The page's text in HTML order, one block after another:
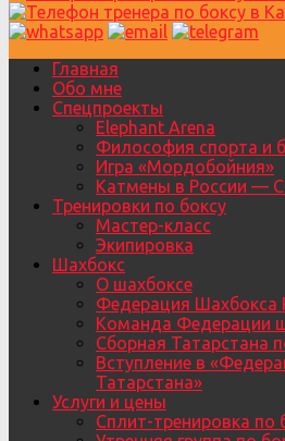
Главная
Обо мне
Спецпроекты
Elephant Arena
Философия спорта и
Игра «Мордобойния»
Катмены в России —
Тренировки по боксу
Мастер-класс
Экипировка
Шахбокс
О шахбоксе
Федерация Шахбокса
Команда Федерации
Сборная Татарстана
Вступление в
Татарстана»
Услуги и цены
Сплит-тренировка по